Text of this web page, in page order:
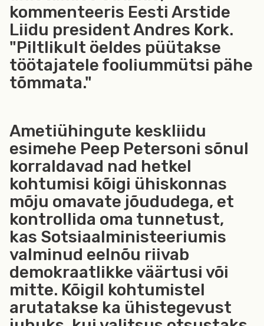
kommenteeris Eesti Arstide
Liidu president Andres Kork.
"Piltlikult öeldes püütakse
töötajatele fooliummütsi pähe
tõmmata."
Ametiühingute keskliidu
esimehe Peep Petersoni sõnul
korraldavad nad hetkel
kohtumisi kõigi ühiskonnas
mõju omavate jõududega, et
kontrollida oma tunnetust,
kas Sotsiaalministeeriumis
valminud eelnõu riivab
demokraatlikke väärtusi või
mitte. Kõigil kohtumistel
arutatakse ka ühistegevust